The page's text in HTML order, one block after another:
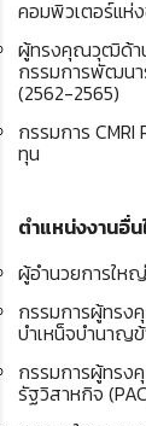
คอมพิวเตอร์แห่
ผู้ทรงคุณวุฒิด้าน
กรรมการพัฒนา
(2562-2565)
กรรมการ
ทุน
ตำแหน่งงานอื่
ผู้อำนวยการให
กรรมการผู้ทรง
บำเหน็จบำนาญ
กรรมการผู้ทรง
รัฐวิสาหกิจ